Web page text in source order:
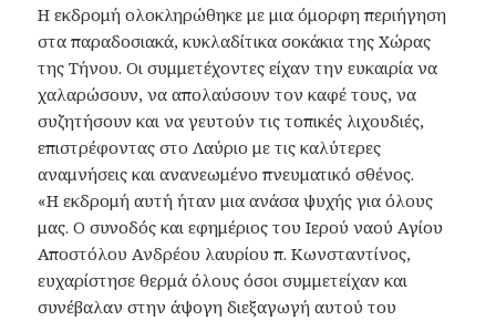
​Η εκδρομή ολοκληρώθηκε με μια όμορφη περιήγηση
στα παραδοσιακά, κυκλαδίτικα σοκάκια της Χώρας
της Τήνου. Οι συμμετέχοντες είχαν την ευκαιρία να
χαλαρώσουν, να απολαύσουν τον καφέ τους, να
συζητήσουν και να γευτούν τις τοπικές λιχουδιές,
επιστρέφοντας στο Λαύριο με τις καλύτερες
αναμνήσεις και ανανεωμένο πνευματικό σθένος.
​«Η εκδρομή αυτή ήταν μια ανάσα ψυχής για όλους
μας. Ο συνοδός και εφημέριος του Ιερού ναού Αγίου
Αποστόλου Ανδρέου λαυρίου π. Κωνσταντίνος,
ευχαρίστησε θερμά όλους όσοι συμμετείχαν και
συνέβαλαν στην άψογη διεξαγωγή αυτού του